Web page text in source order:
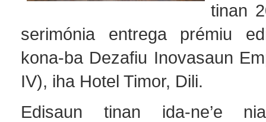
tinan
serimónia entrega prémiu
kona-ba Dezafiu Inovasaun
IV), iha Hotel Timor, Dili.
Edisaun tinan ida-ne’e